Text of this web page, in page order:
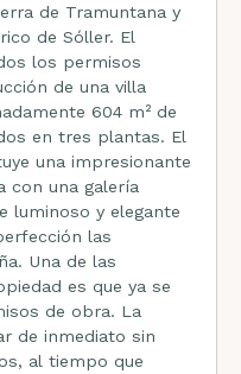
de Tramuntana y
de Sóller. El
los permisos
de una villa
604 m² de
en tres plantas. El
una impresionante
con una galería
luminoso y elegante
las
las
es que ya se
de obra. La
de inmediato sin
al tiempo que